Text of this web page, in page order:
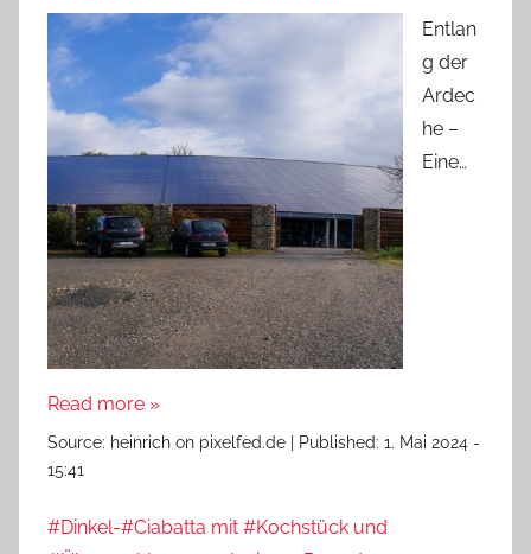
Entlan
g der
Ardec
he –
Eine…
Read more »
Source: heinrich on pixelfed.de Published: 1. Mai 2024 -
15:41
#Dinkel-#Ciabatta mit #Kochstück und